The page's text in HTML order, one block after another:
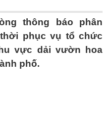
thông báo phân
phục vụ tổ chức
vực dải vườn hoa
phố.